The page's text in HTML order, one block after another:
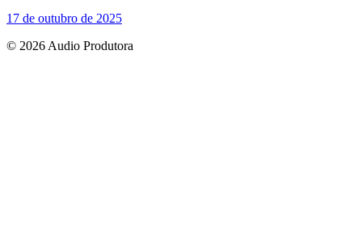
17 de outubro de 2025
© 2026 Audio Produtora